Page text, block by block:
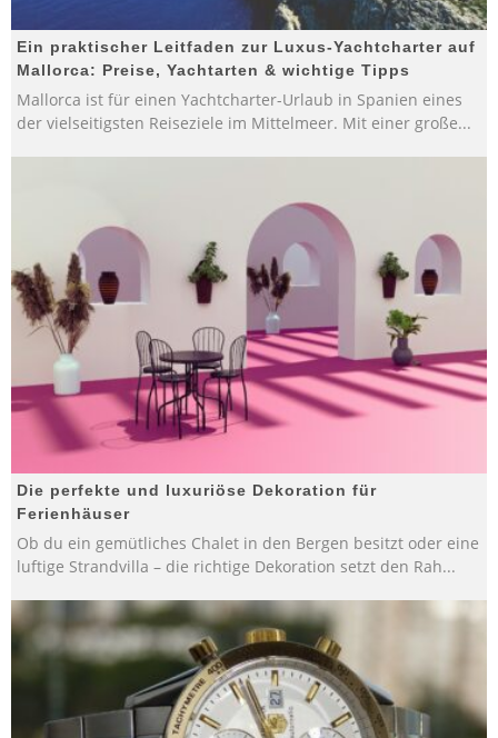
Ein praktischer Leitfaden zur Luxus-Yachtcharter auf
Mallorca: Preise, Yachtarten & wichtige Tipps
Mallorca ist für einen Yachtcharter-Urlaub in Spanien eines
der vielseitigsten Reiseziele im Mittelmeer. Mit einer große...
Die perfekte und luxuriöse Dekoration für
Ferienhäuser
Ob du ein gemütliches Chalet in den Bergen besitzt oder eine
luftige Strandvilla – die richtige Dekoration setzt den Rah...